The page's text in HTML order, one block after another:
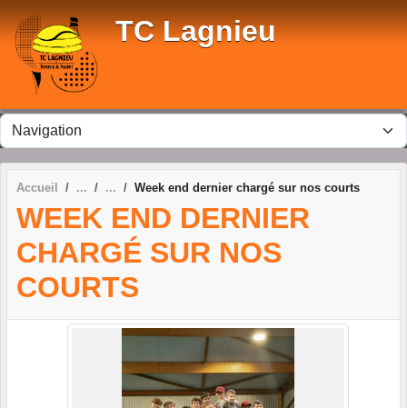
TC Lagnieu
Accueil Week end dernier chargé sur nos courts
WEEK END DERNIER
CHARGÉ SUR NOS
COURTS